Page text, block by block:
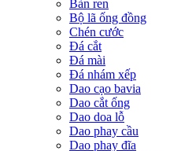
Bàn ren
Bộ lã ống đồng
Chén cước
Đá cắt
Đá mài
Đá nhám xếp
Dao cạo bavia
Dao cắt ống
Dao doa lỗ
Dao phay cầu
Dao phay đĩa